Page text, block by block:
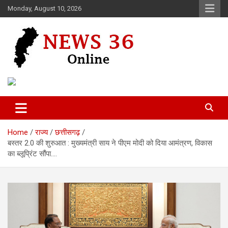
Skip
to
Monday, August 10, 2026
News 36
Home राज्य
छत्तीसगढ़
बस्तर 2.0 की शुरुआत : मुख्यमंत्री साय ने पीएम मोदी को दिया आमंत्रण, विकास
का ब्लूप्रिंट सौंपा….